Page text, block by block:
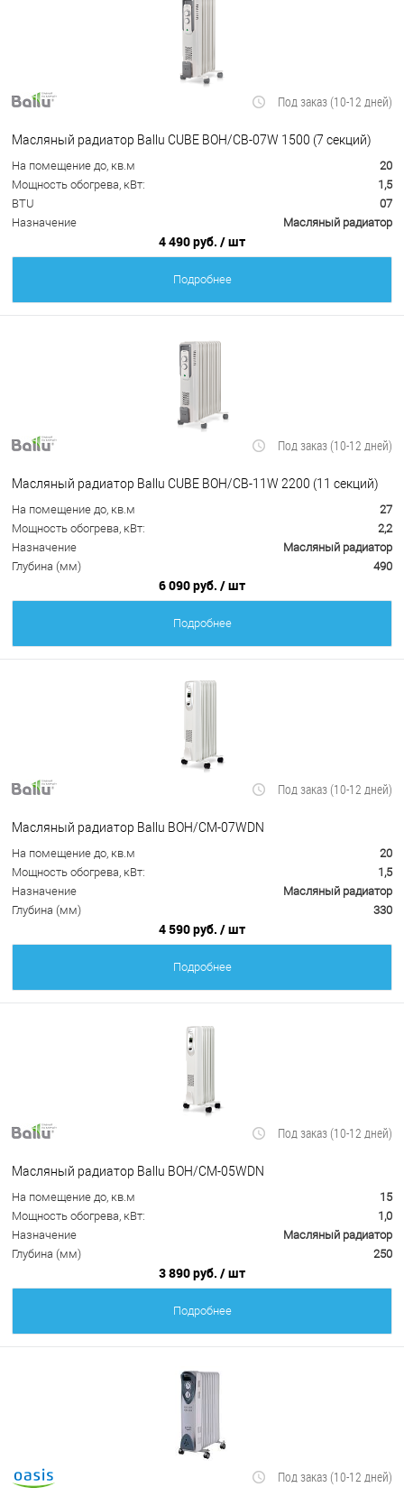
Под заказ (10-12 дней)
Масляный радиатор Ballu CUBE BOH/CB-07W 1500 (7 секций)
На помещение до, кв.м
20
Мощность обогрева, кВт:
1,5
BTU
07
Назначение
Масляный радиатор
4 490 руб. / шт
Подробнее
Под заказ (10-12 дней)
Масляный радиатор Ballu CUBE BOH/CB-11W 2200 (11 секций)
На помещение до, кв.м
27
Мощность обогрева, кВт:
2,2
Назначение
Масляный радиатор
Глубина (мм)
490
6 090 руб. / шт
Подробнее
Под заказ (10-12 дней)
Масляный радиатор Ballu BOH/CM-07WDN
На помещение до, кв.м
20
Мощность обогрева, кВт:
1,5
Назначение
Масляный радиатор
Глубина (мм)
330
4 590 руб. / шт
Подробнее
Под заказ (10-12 дней)
Масляный радиатор Ballu BOH/CM-05WDN
На помещение до, кв.м
15
Мощность обогрева, кВт:
1,0
Назначение
Масляный радиатор
Глубина (мм)
250
3 890 руб. / шт
Подробнее
Под заказ (10-12 дней)